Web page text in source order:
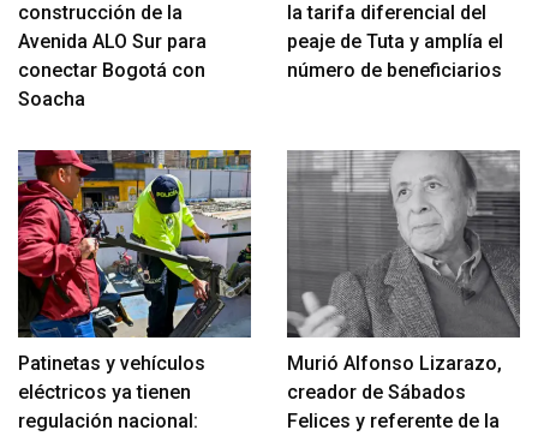
construcción de la
Avenida ALO Sur para
conectar Bogotá con
Soacha
la tarifa diferencial del
peaje de Tuta y amplía el
número de beneficiarios
Patinetas y vehículos
eléctricos ya tienen
regulación nacional:
Murió Alfonso Lizarazo,
creador de Sábados
Felices y referente de la